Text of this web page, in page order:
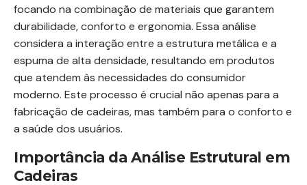
focando na combinação de materiais que garantem
durabilidade, conforto e ergonomia. Essa análise
considera a interação entre a estrutura metálica e a
espuma de alta densidade, resultando em produtos
que atendem às necessidades do consumidor
moderno. Este processo é crucial não apenas para a
fabricação de cadeiras, mas também para o conforto e
a saúde dos usuários.
Importância da Análise Estrutural em
Cadeiras